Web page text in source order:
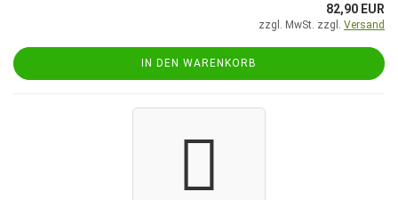
82,90 EUR
zzgl. MwSt. zzgl. Versand
IN DEN WARENKORB